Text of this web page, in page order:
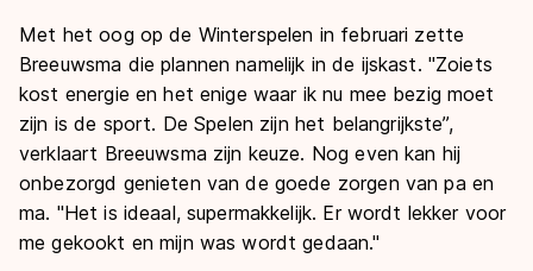
Met het oog op de Winterspelen in februari zette
Breeuwsma die plannen namelijk in de ijskast. "Zoiets
kost energie en het enige waar ik nu mee bezig moet
zijn is de sport. De Spelen zijn het belangrijkste”,
verklaart Breeuwsma zijn keuze. Nog even kan hij
onbezorgd genieten van de goede zorgen van pa en
ma. "Het is ideaal, supermakkelijk. Er wordt lekker voor
me gekookt en mijn was wordt gedaan."